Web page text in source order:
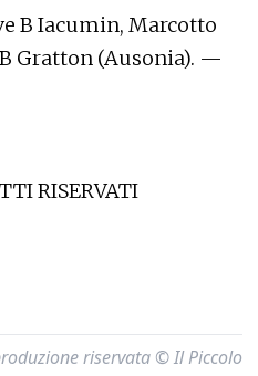
B Iacumin, Marcotto
B Gratton (Ausonia). —
RISERVATI
riservata © Il Piccolo